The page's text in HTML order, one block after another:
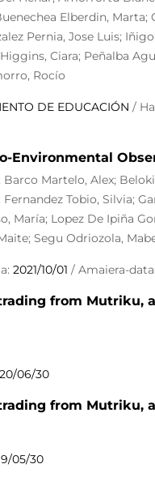
Elberdin, Marta;
Pernia, Jose Luis;
Ciara; Peñalba
Rocío
DE EDUCACIÓN /
Environmental
Martelo, Alex;
Tobio, Silvia;
María; Lopez De Ipiña
Segu Odriozola,
2021/10/01 / Amaiera-data:
from Mutriku,
06/30
from Mutriku,
05/30